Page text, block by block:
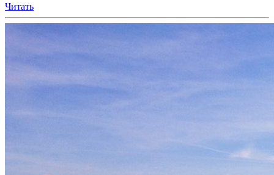
Читать